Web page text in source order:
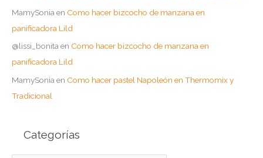
MamySonia en Como hacer bizcocho de manzana en
panificadora Lild
@lissi_bonitaen Como hacer bizcocho de manzana en
panificadora Lild
MamySonia en Como hacer pastel Napoleón en Thermomix y
Tradicional
Categorías